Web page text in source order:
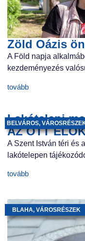
Zöld Oázis
A Föld napja
kezdeményezés
tovább
BELVÁROS,
Lakótelepi
AZ OTT
A Szent István téri és
lakótelepen
tovább
BLAHA,VÁROSRÉSZEK